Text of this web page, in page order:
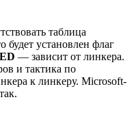
таблица
будет установлен флаг
— зависит от линкера.
и тактика по
к линкеру. Microsoft-